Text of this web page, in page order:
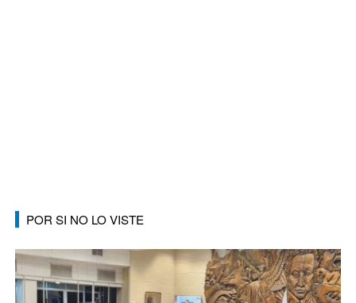
POR SI NO LO VISTE